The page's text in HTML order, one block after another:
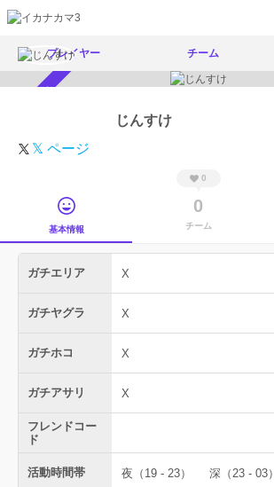
プレイヤー チーム
じんすけ
𝕏 ページ
基本情報
0
0
チーム
ガチエリア X
ガチヤグラ X
ガチホコ X
ガチアサリ X
フレンドコー
ド
活動時間帯 夜（19 - 23） 深（23 - 03）